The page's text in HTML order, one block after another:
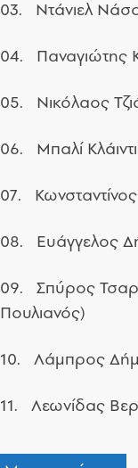
03. Ντάνιελ
04. Παναγιώτης
05. Νικόλαος
06. Μπαλί Κλάιντι
07.
08. Ευάγγελος
09. Σπύρος
Πουλιανός)
10. Λάμπρος
11. Λεωνίδας